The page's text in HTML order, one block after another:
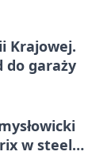
Krajowej.
do garaży
w steel